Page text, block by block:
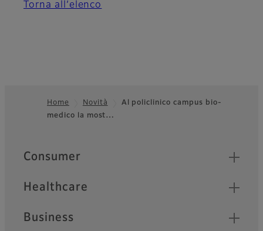
Torna all’elenco
Footer
Home Novità
Al policlinico campus bio-
medico la most…
Quick Links
Consumer
Healthcare
Business